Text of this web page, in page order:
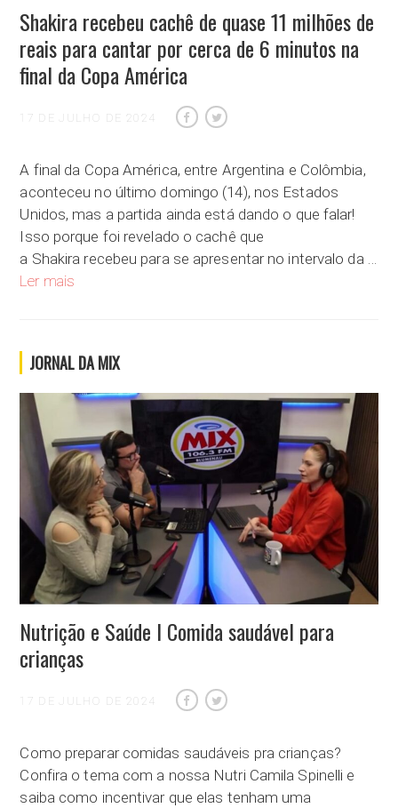
Shakira recebeu cachê de quase 11 milhões de
reais para cantar por cerca de 6 minutos na
final da Copa América
17 DE JULHO DE 2024
A final da Copa América, entre Argentina e Colômbia,
aconteceu no último domingo (14), nos Estados
Unidos, mas a partida ainda está dando o que falar!
Isso porque foi revelado o cachê que
a Shakira recebeu para se apresentar no intervalo da …
Ler mais
JORNAL DA MIX
Nutrição e Saúde I Comida saudável para
crianças
17 DE JULHO DE 2024
Como preparar comidas saudáveis pra crianças?
Confira o tema com a nossa Nutri Camila Spinelli e
saiba como incentivar que elas tenham uma